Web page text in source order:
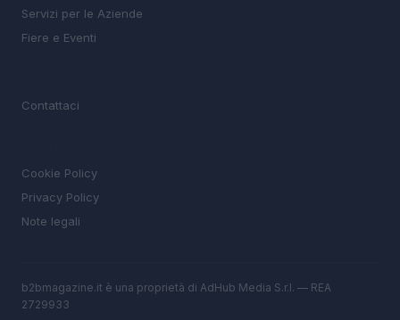
Servizi per le Aziende
Fiere e Eventi
Contattaci
Cookie Policy
Privacy Policy
Note legali
b2bmagazine.it è una proprietà di AdHub Media S.r.l. — REA
2729933